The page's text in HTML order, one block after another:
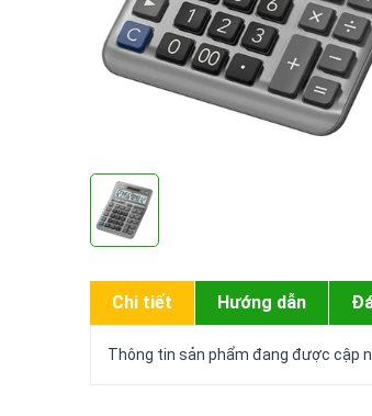
Chi tiết Hướng dẫn
Thông tin sản phẩm đang được cập